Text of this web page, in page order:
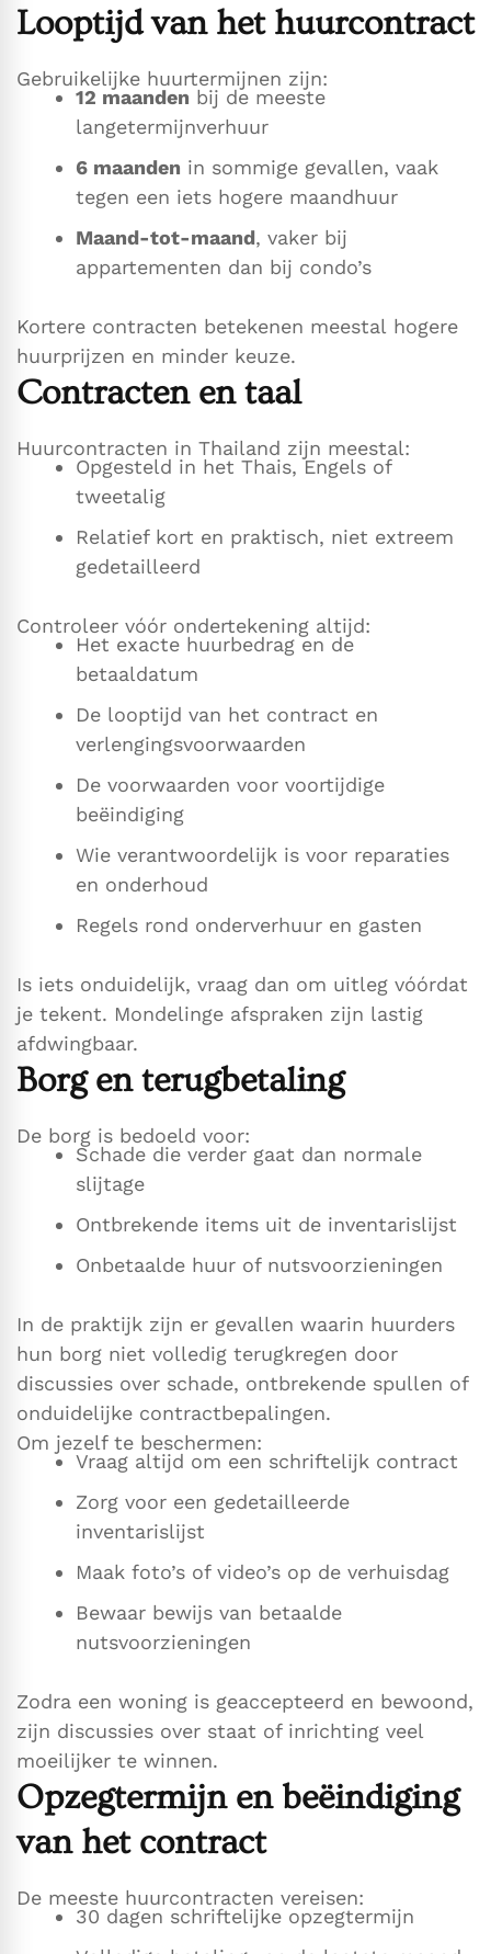
Looptijd van het huurcontract
Gebruikelijke huurtermijnen zijn:
12 maanden bij de meeste
langetermijnverhuur
6 maanden in sommige gevallen, vaak
tegen een iets hogere maandhuur
Maand-tot-maand, vaker bij
appartementen dan bij condo’s
Kortere contracten betekenen meestal hogere
huurprijzen en minder keuze.
Contracten en taal
Huurcontracten in Thailand zijn meestal:
Opgesteld in het Thais, Engels of
tweetalig
Relatief kort en praktisch, niet extreem
gedetailleerd
Controleer vóór ondertekening altijd:
Het exacte huurbedrag en de
betaaldatum
De looptijd van het contract en
verlengingsvoorwaarden
De voorwaarden voor voortijdige
beëindiging
Wie verantwoordelijk is voor reparaties
en onderhoud
Regels rond onderverhuur en gasten
Is iets onduidelijk, vraag dan om uitleg vóórdat
je tekent. Mondelinge afspraken zijn lastig
afdwingbaar.
Borg en terugbetaling
De borg is bedoeld voor:
Schade die verder gaat dan normale
slijtage
Ontbrekende items uit de inventarislijst
Onbetaalde huur of nutsvoorzieningen
In de praktijk zijn er gevallen waarin huurders
hun borg niet volledig terugkregen door
discussies over schade, ontbrekende spullen of
onduidelijke contractbepalingen.
Om jezelf te beschermen:
Vraag altijd om een schriftelijk contract
Zorg voor een gedetailleerde
inventarislijst
Maak foto’s of video’s op de verhuisdag
Bewaar bewijs van betaalde
nutsvoorzieningen
Zodra een woning is geaccepteerd en bewoond,
zijn discussies over staat of inrichting veel
moeilijker te winnen.
Opzegtermijn en beëindiging
van het contract
De meeste huurcontracten vereisen:
30 dagen schriftelijke opzegtermijn